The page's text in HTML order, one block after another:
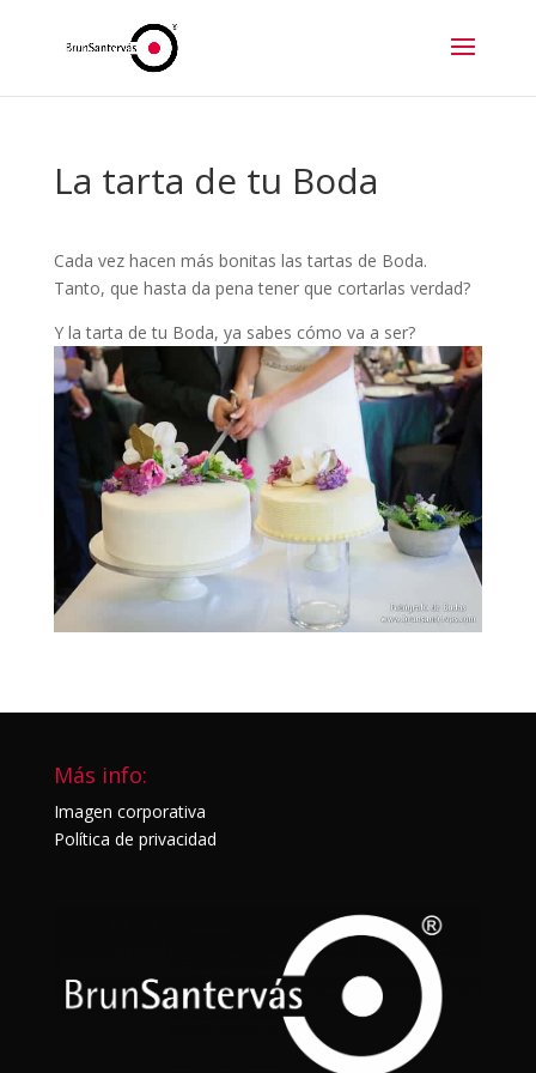
La tarta de tu Boda
Cada vez hacen más bonitas las tartas de Boda.
Tanto, que hasta da pena tener que cortarlas verdad?
Y la tarta de tu Boda, ya sabes cómo va a ser?
Más info:
Imagen corporativa
Política de privacidad